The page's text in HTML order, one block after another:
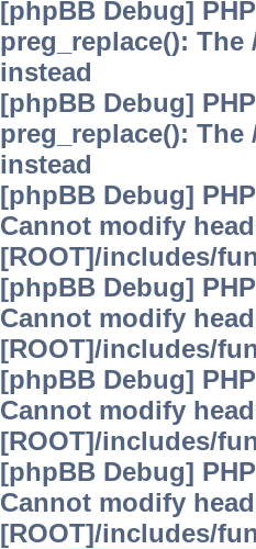
[phpBB Debug]
preg_replace():
instead
[phpBB Debug]
preg_replace():
instead
[phpBB Debug]
Cannot modify
[ROOT]/includes/
[phpBB Debug]
Cannot modify
[ROOT]/includes/
[phpBB Debug]
Cannot modify
[ROOT]/includes/
[phpBB Debug]
Cannot modify
[ROOT]/includes/